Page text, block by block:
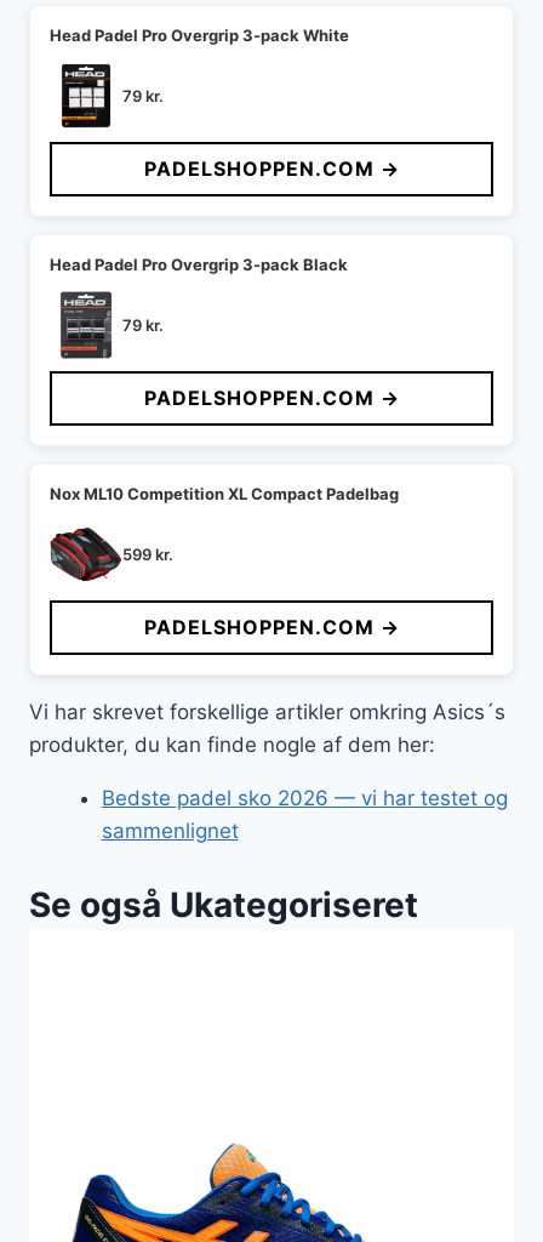
Head Padel Pro Overgrip 3-pack White
79kr.
PADELSHOPPEN.COM →
Head Padel Pro Overgrip 3-pack Black
79kr.
PADELSHOPPEN.COM →
Nox ML10 Competition XL Compact Padelbag
599kr.
PADELSHOPPEN.COM →
Vi har skrevet forskellige artikler omkring Asics´s
produkter, du kan finde nogle af dem her:
Bedste padel sko 2026 — vi har testet og
sammenlignet
Se også Ukategoriseret